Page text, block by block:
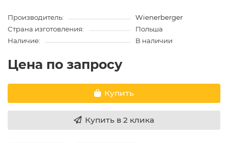
Производитель:
Wienerberger
Страна изготовления:
Польша
Наличие:
В наличии
Цена по запросу
Купить
Купить в 2 клика